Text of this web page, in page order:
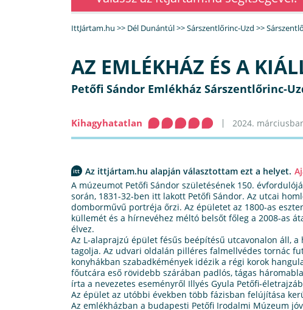
IttJártam.hu >> Dél Dunántúl>>Sárszentlőrinc-Uzd >>
AZ EMLÉKHÁZ ÉS A
Petőfi Sándor Emlékház Sárszentlőrinc-
Kihagyhatatlan 2024.
Az ittjártam.hu alapján választottam ezt a helyet.
A múzeumot Petőfi Sándor születésének 150.
során, 1831-32-ben itt lakott Petőfi Sándor. Az utcai
domborművű portréja őrzi. Az épületet az 1800-as
küllemét és a hírnevéhez méltó belsőt főleg a 2008-as
élvez.
Az L-alaprajzú épület fésűs beépítésű utcavonalon áll,
tagolja. Az udvari oldalán pilléres falmellvédes tornác
konyhákban szabadkémények idézik a régi korok
főutcára eső rövidebb szárában padlós, tágas
írta a nevezetes eseményről Illyés Gyula Petőfi-
Az épület az utóbbi években több fázisban felújítása
Az emlékházban a budapesti Petőfi Irodalmi Múzeum